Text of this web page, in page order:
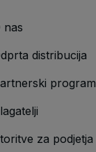
nas
distribucija
program
za podjetja